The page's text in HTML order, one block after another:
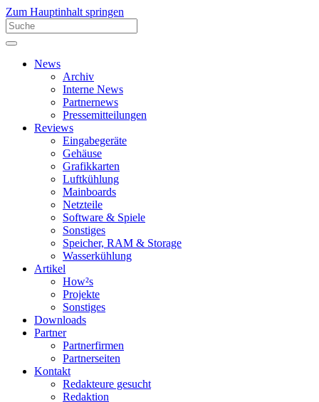
Zum Hauptinhalt springen
News
Archiv
Interne News
Partnernews
Pressemitteilungen
Reviews
Eingabegeräte
Gehäuse
Grafikkarten
Luftkühlung
Mainboards
Netzteile
Software & Spiele
Sonstiges
Speicher, RAM & Storage
Wasserkühlung
Artikel
How²s
Projekte
Sonstiges
Downloads
Partner
Partnerfirmen
Partnerseiten
Kontakt
Redakteure gesucht
Redaktion